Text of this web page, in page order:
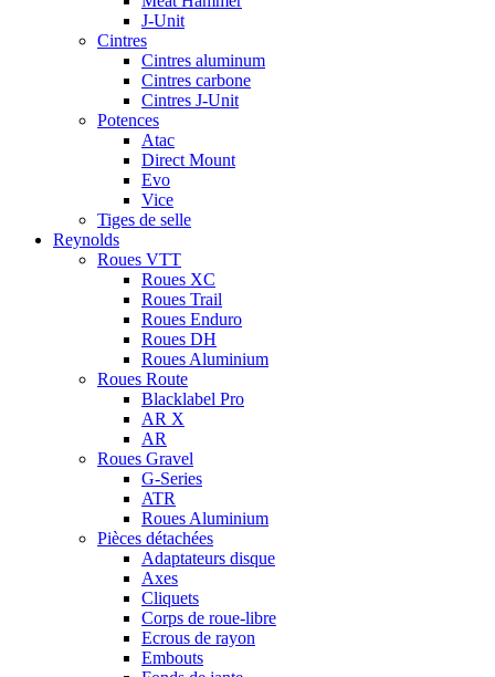
J-Unit
Cintres
Cintres aluminum
Cintres carbone
Cintres J-Unit
Potences
Atac
Direct Mount
Evo
Vice
Tiges de selle
Reynolds
Roues VTT
Roues XC
Roues Trail
Roues Enduro
Roues DH
Roues Aluminium
Roues Route
Blacklabel Pro
AR X
AR
Roues Gravel
G-Series
ATR
Roues Aluminium
Pièces détachées
Adaptateurs disque
Axes
Cliquets
Corps de roue-libre
Ecrous de rayon
Embouts